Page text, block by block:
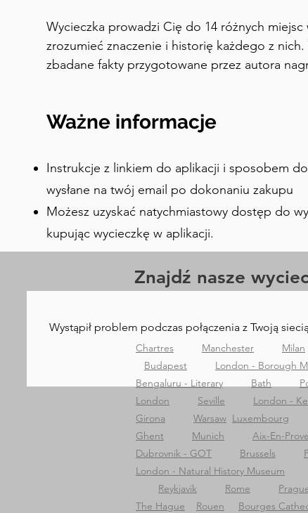
Wycieczka prowadzi Cię do 14 różnych
zrozumieć znaczenie i historię każdego z
zbadane fakty przygotowane przez autora
pozwala słuchać komentarzy i śledzić wgrane
Ważne informacje
Instrukcje z linkiem do aplikacji i sposobem
wysłane na twój email po dokonaniu zakupu
Możesz uzyskać natychmiastowy dostęp do
kupując wycieczkę w aplikacji.
Wystąpił problem podczas połączenia z Twoją
Znajdź nasze
Chartres Manchester Milan
Budapest
London - Borough
Bengaluru - Literary
Bath
London
Seville London -
Girona
Warsaw Luxembourg
Ghent
Munich Aix-En-
Dubrovnik - GOT
Brussels
London - Natural History Museum
Reykjavik
Rome
The Hague
Rouen Bourges